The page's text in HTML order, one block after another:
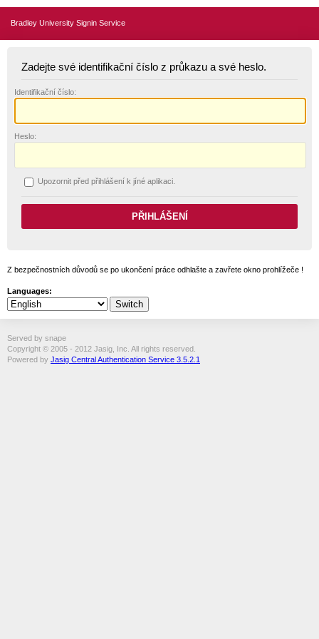
Bradley University Signin Service
Zadejte své identifikační číslo z průkazu a své heslo.
Identifikační číslo:
Heslo:
Upozornit před přihlášení k jíné aplikaci.
Z bezpečnostních důvodů se po ukončení práce odhlašte a zavřete okno prohlížeče !
Languages:
Served by snape
Copyright © 2005 - 2012 Jasig, Inc. All rights reserved.
Powered by Jasig Central Authentication Service 3.5.2.1